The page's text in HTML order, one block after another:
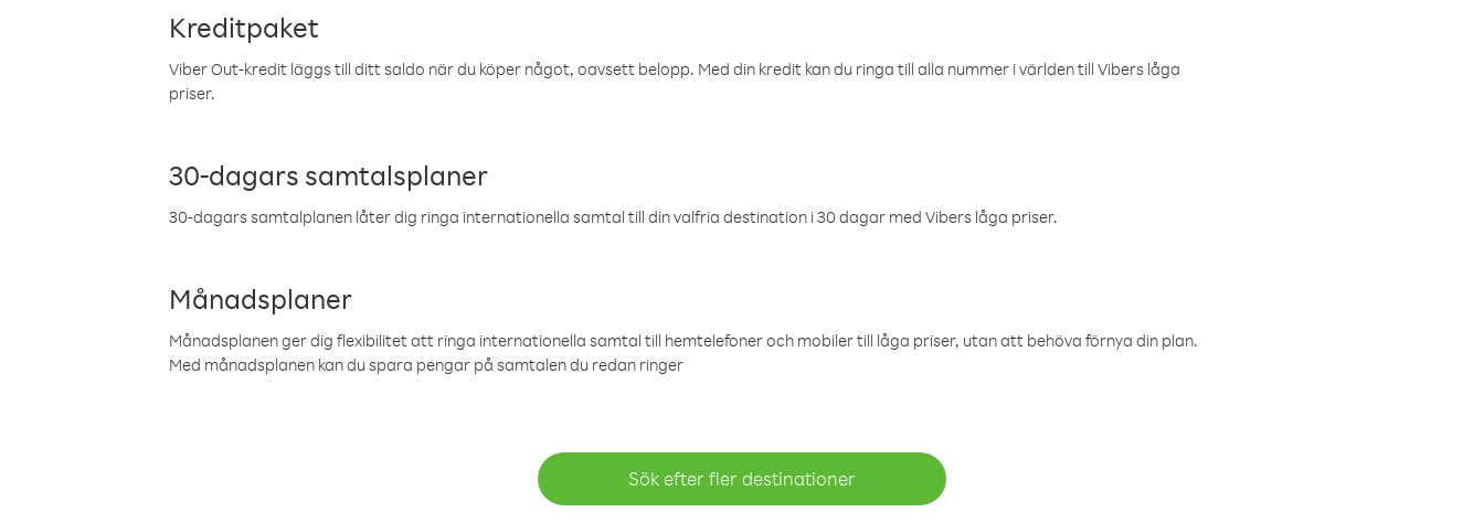
Kreditpaket
Viber Out-kredit läggs till ditt saldo när du köper något, oavsett belopp. Med din kredit kan du ringa till alla nummer i världen till Vibers låga
priser.
30-dagars samtalsplaner
30-dagars samtalplanen låter dig ringa internationella samtal till din valfria destination i 30 dagar med Vibers låga priser.
Månadsplaner
Månadsplanen ger dig flexibilitet att ringa internationella samtal till hemtelefoner och mobiler till låga priser, utan att behöva förnya din plan.
Med månadsplanen kan du spara pengar på samtalen du redan ringer
Sök efter fler destinationer